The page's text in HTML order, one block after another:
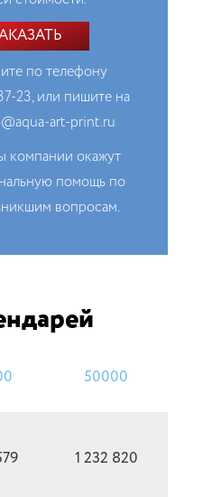
по телефону
23, или пишите на
art-print.ru
компании окажут
помощь по
вопросам.
50000
1 232 820